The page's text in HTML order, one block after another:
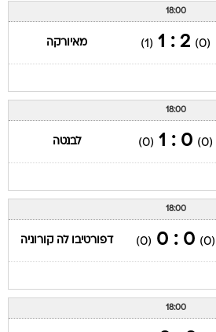
18:00
(0)
2 : 1
(1) מאיורקה
18:00
(0)
0 : 1
(0) לבנטה
18:00
(0)
0 : 0
(0) דפורטיבו לה קורוניה
18:00